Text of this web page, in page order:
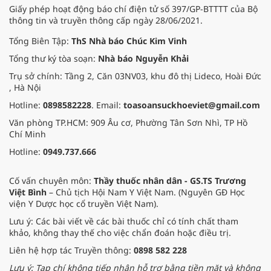
Giấy phép hoạt động báo chí điện tử số 397/GP-BTTTT của Bộ
thông tin và truyền thông cấp ngày 28/06/2021.
Tổng Biên Tập: ThS Nhà báo Chúc Kim Vinh
Tổng thư ký tòa soạn: Nhà báo Nguyễn Khải
Trụ sở chính: Tầng 2, Căn 03NV03, khu đô thị Lideco, Hoài Đức
, Hà Nội
Hotline: 0898582228. Email: toasoansuckhoeviet@gmail.com
Văn phòng TP.HCM: 909 Âu cơ, Phường Tân Sơn Nhì, TP Hồ
Chí Minh
Hotline: 0949.737.666
Cố vấn chuyên môn: Thầy thuốc nhân dân - GS.TS Trương
Việt Bình – Chủ tịch Hội Nam Y Việt Nam. (Nguyên GĐ Học
viện Y Dược học cổ truyền Việt Nam).
Lưu ý: Các bài viết về các bài thuốc chỉ có tính chất tham
khảo, không thay thế cho việc chẩn đoán hoặc điều trị.
Liên hệ hợp tác Truyền thông: 0898 582 228
Lưu ý: Tạp chí không tiếp nhận hỗ trợ bằng tiền mặt và không